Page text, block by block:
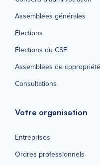
Assemblées générales
Elections
Élections du CSE
Assemblées de copropriété
Consultations
Votre organisation
Entreprises
Ordres professionnels